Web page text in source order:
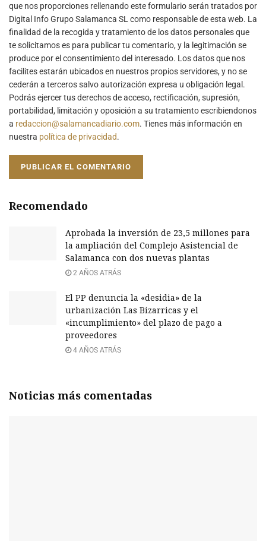
que nos proporciones rellenando este formulario serán tratados por
Digital Info Grupo Salamanca SL como responsable de esta web. La
finalidad de la recogida y tratamiento de los datos personales que
te solicitamos es para publicar tu comentario, y la legitimación se
produce por el consentimiento del interesado. Los datos que nos
facilites estarán ubicados en nuestros propios servidores, y no se
cederán a terceros salvo autorización expresa u obligación legal.
Podrás ejercer tus derechos de acceso, rectificación, supresión,
portabilidad, limitación y oposición a su tratamiento escribiendonos
a redaccion@salamancadiario.com. Tienes más información en
nuestra política de privacidad.
Recomendado
Aprobada la inversión de 23,5 millones para
la ampliación del Complejo Asistencial de
Salamanca con dos nuevas plantas
2 AÑOS ATRÁS
El PP denuncia la «desidia» de la
urbanización Las Bizarricas y el
«incumplimiento» del plazo de pago a
proveedores
4 AÑOS ATRÁS
Noticias más comentadas